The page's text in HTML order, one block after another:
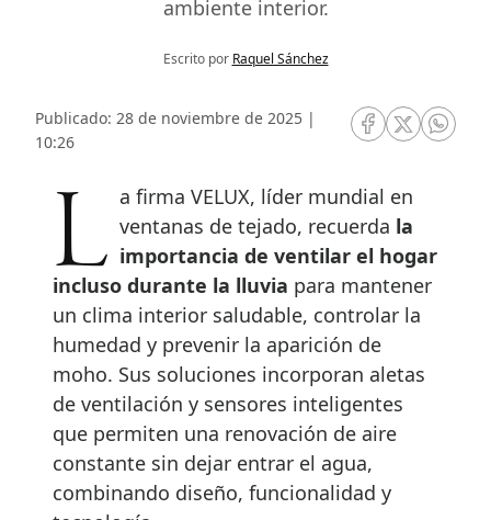
ambiente interior.
Escrito por Raquel Sánchez
Publicado: 28 de noviembre de 2025 |
10:26
RRSS Facebook
RRSSRRSS
La firma VELUX, líder mundial en ventanas de tejado, recuerda la
importancia de ventilar el hogar
incluso durante la lluvia para mantener
un clima interior saludable, controlar la
humedad y prevenir la aparición de
moho. Sus soluciones incorporan aletas
de ventilación y sensores inteligentes
que permiten una renovación de aire
constante sin dejar entrar el agua,
combinando diseño, funcionalidad y